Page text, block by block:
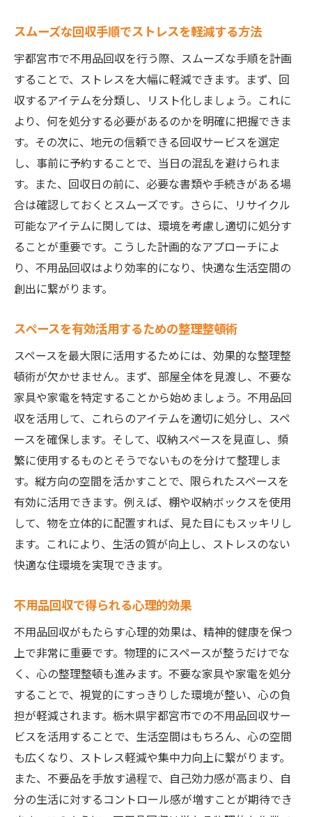
リサイクル可能な材料の見分け方
環境に配慮した処分を行うための知識
地域環境を守るための住民の役割
サステイナブルな回収方法を選ぶ理由
不用品回収で地域社会に貢献する方法
未来の世代のために今できること
宇都宮市の住民が知っておきたい不用品回収の
流れ
回収サービス利用のための基本的な流れ
依頼から完了までの具体的なステップ
事前準備でスムーズに進めるためのポイン
ト
時間を有効に使う回収計画の立て方
回収後のフォローアップで後悔しない選択
エコで持続可能な不用品回収の選択肢を探る
サステイナブルな回収方法の探し方
エコな不用品回収がもたらす長期的な利益
持続可能な選択を支える技術とイノベーシ
ョン
リサイクルショップを活用した新しい暮ら
し
地域コミュニティとの協力で実現する持続
可能性
快適な暮らしを実現する不用品回収のステップ
初めての不用品回収のためのガイド
回収計画で快適な生活空間をデザインする
不用品がもたらす心理的影響とその解消法
居心地の良さを追求するための片付け法
不用品回収後のインテリア改善アイデア
スッキリ生活を長続きさせるための習慣化
不用品回収で得られる宇都宮市での新しいライ
フスタイル
スムーズな回収手順でストレスを軽減する方法
宇都宮市で不用品回収を行う際、スムーズな手順を計画
することで、ストレスを大幅に軽減できます。まず、回
収するアイテムを分類し、リスト化しましょう。これに
より、何を処分する必要があるのかを明確に把握できま
す。その次に、地元の信頼できる回収サービスを選定
し、事前に予約することで、当日の混乱を避けられま
す。また、回収日の前に、必要な書類や手続きがある場
合は確認しておくとスムーズです。さらに、リサイクル
可能なアイテムに関しては、環境を考慮し適切に処分す
ることが重要です。こうした計画的なアプローチによ
り、不用品回収はより効率的になり、快適な生活空間の
創出に繋がります。
スペースを有効活用するための整理整頓術
スペースを最大限に活用するためには、効果的な整理整
頓術が欠かせません。まず、部屋全体を見渡し、不要な
家具や家電を特定することから始めましょう。不用品回
収を活用して、これらのアイテムを適切に処分し、スペ
ースを確保します。そして、収納スペースを見直し、頻
繁に使用するものとそうでないものを分けて整理しま
す。縦方向の空間を活かすことで、限られたスペースを
有効に活用できます。例えば、棚や収納ボックスを使用
して、物を立体的に配置すれば、見た目にもスッキリし
ます。これにより、生活の質が向上し、ストレスのない
快適な住環境を実現できます。
不用品回収で得られる心理的効果
不用品回収がもたらす心理的効果は、精神的健康を保つ
上で非常に重要です。物理的にスペースが整うだけでな
く、心の整理整頓も進みます。不要な家具や家電を処分
することで、視覚的にすっきりした環境が整い、心の負
担が軽減されます。栃木県宇都宮市での不用品回収サー
ビスを活用することで、生活空間はもちろん、心の空間
も広くなり、ストレス軽減や集中力向上に繋がります。
また、不要品を手放す過程で、自己効力感が高まり、自
分の生活に対するコントロール感が増すことが期待でき